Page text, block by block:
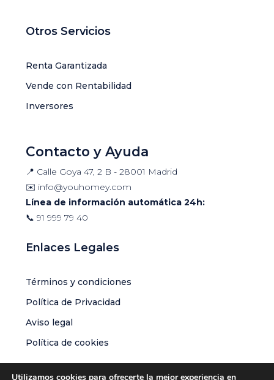
Otros Servicios
Renta Garantizada
Vende con Rentabilidad
Inversores
Contacto y Ayuda
📍 Calle Goya 47, 2 B - 28001 Madrid
✉️ info@youhomey.com
Línea de información automática 24h:
📞 91 999 79 40
Enlaces Legales
Términos y condiciones
Política de Privacidad
Aviso legal
Política de cookies
Utilizamos cookies para ofrecerte la mejor experiencia en